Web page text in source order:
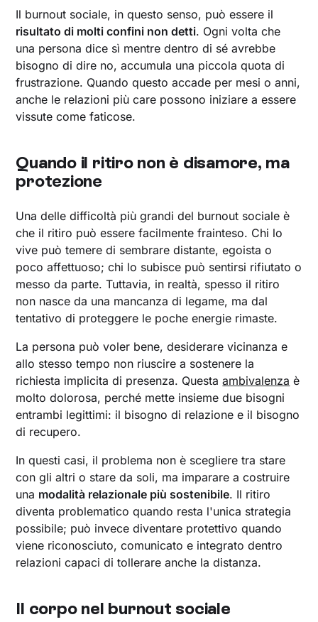
Il burnout sociale, in questo senso, può essere il
risultato di molti confini non detti. Ogni volta che
una persona dice sì mentre dentro di sé avrebbe
bisogno di dire no, accumula una piccola quota di
frustrazione. Quando questo accade per mesi o anni,
anche le relazioni più care possono iniziare a essere
vissute come faticose.
Quando il ritiro non è disamore, ma
protezione
Una delle difficoltà più grandi del burnout sociale è
che il ritiro può essere facilmente frainteso. Chi lo
vive può temere di sembrare distante, egoista o
poco affettuoso; chi lo subisce può sentirsi rifiutato o
messo da parte. Tuttavia, in realtà, spesso il ritiro
non nasce da una mancanza di legame, ma dal
tentativo di proteggere le poche energie rimaste.
La persona può voler bene, desiderare vicinanza e
allo stesso tempo non riuscire a sostenere la
richiesta implicita di presenza. Questaambivalenza è
molto dolorosa, perché mette insieme due bisogni
entrambi legittimi: il bisogno di relazione e il bisogno
di recupero.
In questi casi, il problema non è scegliere tra stare
con gli altri o stare da soli, ma imparare a costruire
una modalità relazionale più sostenibile. Il ritiro
diventa problematico quando resta l'unica strategia
possibile; può invece diventare protettivo quando
viene riconosciuto, comunicato e integrato dentro
relazioni capaci di tollerare anche la distanza.
Il corpo nel burnout sociale